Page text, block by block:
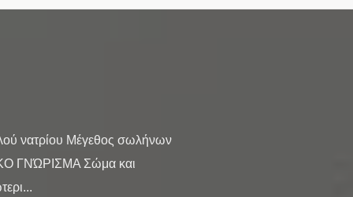
νατρίου Μέγεθος σωλήνων
ΓΝΏΡΙΣΜΑ Σώμα και